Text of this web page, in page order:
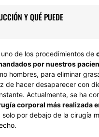
Y QUÉ PUEDE
de los procedimientos de
por nuestros
hombres, para eliminar
de hacer desaparecer con
Actualmente, se ha
corporal más realizada
solo por debajo de la cirugía
.